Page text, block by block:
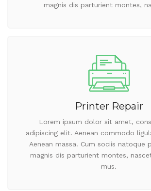
magnis dis parturient montes,
Printer Repair
Lorem ipsum dolor sit amet,
adipiscing elit. Aenean commodo
Aenean massa. Cum sociis natoque
magnis dis parturient montes,
mus.